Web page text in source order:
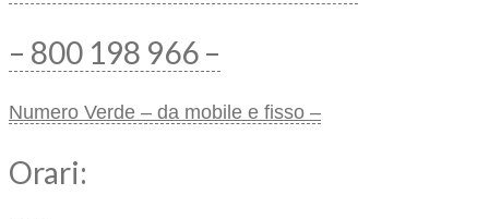
– 800 198 966 –
Numero Verde – da mobile e fisso –
Orari: